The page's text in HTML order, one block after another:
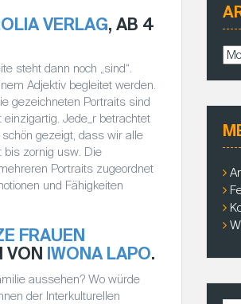
VERLAG, AB 4
steht dann noch „sind“.
Adjektiv begleitet werden.
gezeichneten Portraits sind
Jede_r betrachtet
gezeigt, dass wir alle
bis zornig usw. Die
Portraits zugeordnet
und Fähigkeiten
FRAUEN
VON IWONA LAPO.
aussehen? Wo würde
der Interkulturellen
A
r
h
v
e